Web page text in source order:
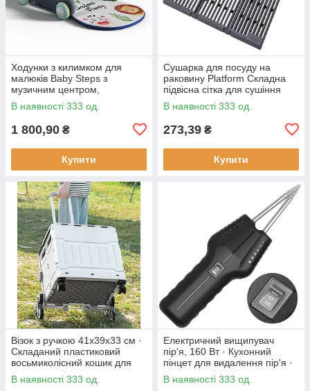
Ходунки з килимком для
малюків Baby Steps з
музичним центром,
бізабордом, піаніно та
Bluetooth підключенням +
В наявності 333 од.
1 800,90 ₴
Купити
Сушарка для посуду на
раковину Platform Складна
підвісна сітка для сушіння
В наявності 333 од.
273,39 ₴
Купити
Візок з ручкою 41х39х33 см ·
Складаний пластиковий
восьмиколісний кошик для
продуктів
В наявності 333 од.
Електричний вищипувач
пір'я, 160 Вт · Кухонний
пінцет для видалення пір'я ·
Інструмент - щипці для
ощипування птиці
В наявності 333 од.